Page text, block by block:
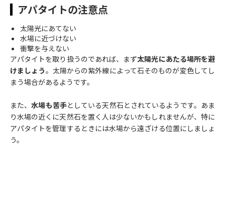
アパタイトの注意点
太陽光にあてない
水場に近づけない
衝撃を与えない
アパタイトを取り扱うのであれば、まず太陽光にあたる場所を避
けましょう。太陽からの紫外線によって石そのものが変色してし
まう場合があるようです。
また、水場も苦手としている天然石とされているようです。あま
り水場の近くに天然石を置く人は少ないかもしれませんが、特に
アパタイトを管理するときには水場から遠ざける位置にしましょ
う。